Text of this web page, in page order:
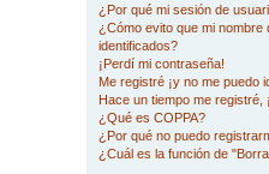
¿Por qué mi sesión de
¿Cómo evito que mi
identificados?
¡Perdí mi contraseña!
Me registré ¡y no me puedo
Hace un tiempo me registré,
¿Qué es COPPA?
¿Por qué no puedo
¿Cuál es la función de